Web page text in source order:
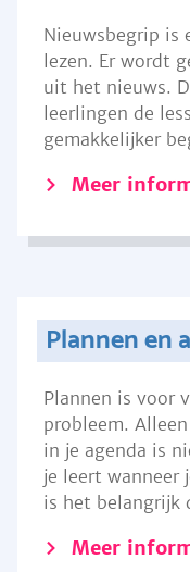
Nieuwsbegrip is
lezen. Er wordt
uit het nieuws.
leerlingen de
gemakkelijker
Meer
Plannen en
Plannen is voor
probleem.
in je agenda is
je leert wanneer
is het belangrijk
Meer